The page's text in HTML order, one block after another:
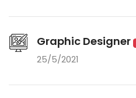
Graphic Designer
25/5/2021